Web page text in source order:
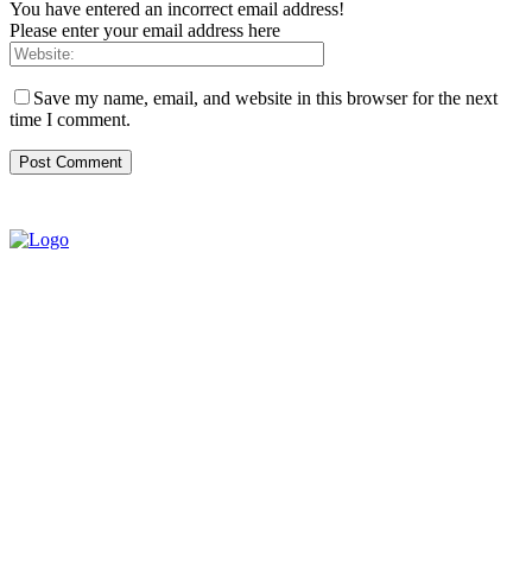
You have entered an incorrect email address!
Please enter your email address here
Save my name, email, and website in this browser for the next
time I comment.